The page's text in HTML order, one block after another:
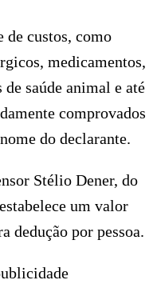
de custos, como
medicamentos,
saúde animal e até
comprovados
do declarante.
Stélio Dener, do
um valor
dedução por pessoa.